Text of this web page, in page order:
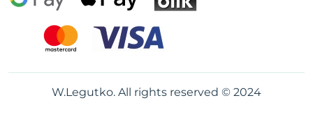
W.Legutko. All rights reserved © 2024